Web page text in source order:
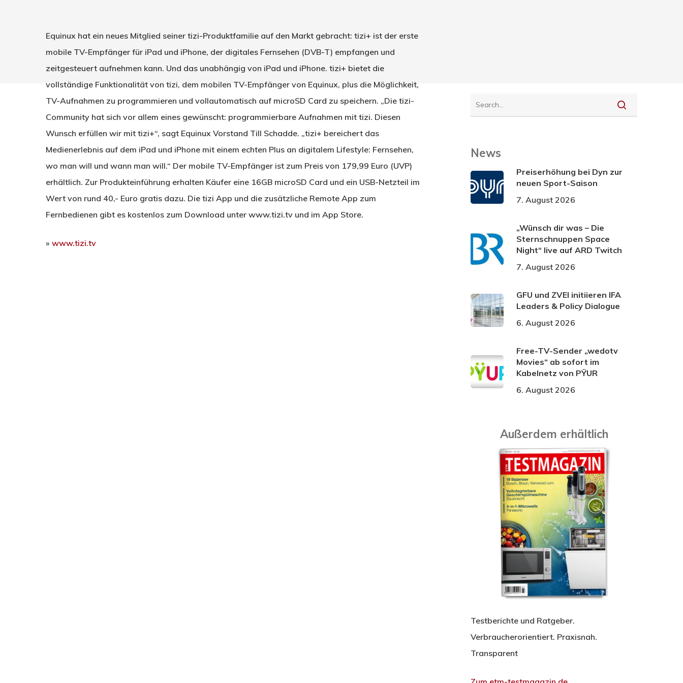
Equinux hat ein neues Mitglied seiner tizi-Produktfamilie auf den Markt gebracht: tizi+ ist der erste
mobile TV-Empfänger für iPad und iPhone, der digitales Fernsehen (DVB-T) empfangen und
zeitgesteuert aufnehmen kann. Und das unabhängig von iPad und iPhone. tizi+ bietet die
vollständige Funktionalität von tizi, dem mobilen TV-Empfänger von Equinux, plus die Möglichkeit,
TV-Aufnahmen zu programmieren und vollautomatisch auf microSD Card zu speichern. „Die tizi-
Community hat sich vor allem eines gewünscht: programmierbare Aufnahmen mit tizi. Diesen
Wunsch erfüllen wir mit tizi+“, sagt Equinux Vorstand Till Schadde. „tizi+ bereichert das
Medienerlebnis auf dem iPad und iPhone mit einem echten Plus an digitalem Lifestyle: Fernsehen,
wo man will und wann man will.“ Der mobile TV-Empfänger ist zum Preis von 179,99 Euro (UVP)
erhältlich. Zur Produkteinführung erhalten Käufer eine 16GB microSD Card und ein USB-Netzteil im
Wert von rund 40,- Euro gratis dazu. Die tizi App und die zusätzliche Remote App zum
Fernbedienen gibt es kostenlos zum Download unter www.tizi.tv und im App Store.
» www.tizi.tv
News
Preiserhöhung bei Dyn zur
neuen Sport-Saison
7. August 2026
„Wünsch dir was – Die
Sternschnuppen Space
Night“ live auf ARD Twitch
7. August 2026
GFU und ZVEI initiieren IFA
Leaders & Policy Dialogue
6. August 2026
Free-TV-Sender „wedotv
Movies“ ab sofort im
Kabelnetz von PŸUR
6. August 2026
Außerdem erhältlich
Testberichte und Ratgeber.
Verbraucherorientiert. Praxisnah.
Transparent